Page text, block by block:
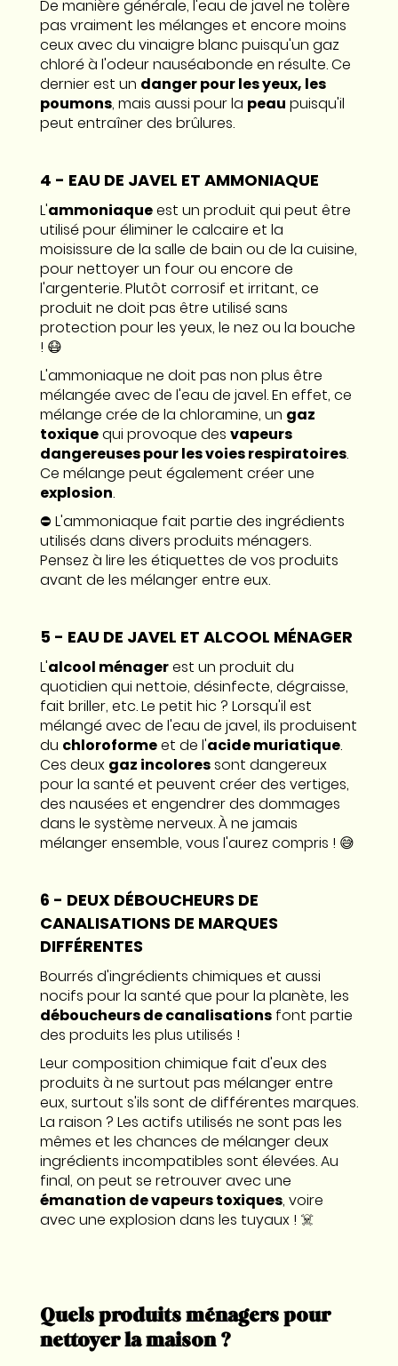
De manière générale, l'eau de javel ne tolère
pas vraiment les mélanges et encore moins
ceux avec du vinaigre blanc puisqu'un gaz
chloré à l'odeur nauséabonde en résulte. Ce
dernier est un danger pour les yeux, les
poumons, mais aussi pour la peau puisqu'il
peut entraîner des brûlures.
4 - EAU DE JAVEL ET AMMONIAQUE
L'ammoniaqueest un produit qui peut être
utilisé pour éliminer le calcaire et la
moisissure de la salle de bain ou de la cuisine,
pour nettoyer un four ou encore de
l'argenterie. Plutôt corrosif et irritant, ce
produit ne doit pas être utilisé sans
protection pour les yeux, le nez ou la bouche
! 😷
L'ammoniaque ne doit pas non plus être
mélangée avec de l'eau de javel. En effet, ce
mélange crée de la chloramine, un gaz
toxiquequi provoque des vapeurs
dangereuses pour les voies respiratoires.
Ce mélange peut également créer une
explosion.
⛔️ L'ammoniaque fait partie des ingrédients
utilisés dans divers produits ménagers.
Pensez à lire les étiquettes de vos produits
avant de les mélanger entre eux.
5 - EAU DE JAVEL ET ALCOOL MÉNAGER
L'alcool ménagerest un produit du
quotidien qui nettoie, désinfecte, dégraisse,
fait briller, etc. Le petit hic ? Lorsqu'il est
mélangé avec de l'eau de javel, ils produisent
du chloroformeet de l'acide muriatique.
Ces deux gaz incoloressont dangereux
pour la santé et peuvent créer des vertiges,
des nausées et engendrer des dommages
dans le système nerveux. À ne jamais
mélanger ensemble, vous l'aurez compris ! 😅
6 - DEUX DÉBOUCHEURS DE
CANALISATIONS DE MARQUES
DIFFÉRENTES
Bourrés d'ingrédients chimiques et aussi
nocifs pour la santé que pour la planète, les
déboucheurs de canalisationsfont partie
des produits les plus utilisés !
Leur composition chimique fait d'eux des
produits à ne surtout pas mélanger entre
eux, surtout s'ils sont de différentes marques.
La raison ? Les actifs utilisés ne sont pas les
mêmes et les chances de mélanger deux
ingrédients incompatibles sont élevées. Au
final, on peut se retrouver avec une
émanation de vapeurs toxiques, voire
avec une explosion dans les tuyaux ! ☠️
Quels produits ménagers pour
nettoyer la maison ?